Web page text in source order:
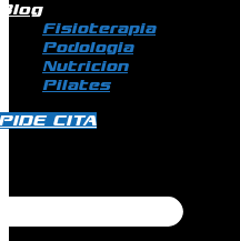
Fisioterapia
Podologia
Nutricion
Pilates
CITA